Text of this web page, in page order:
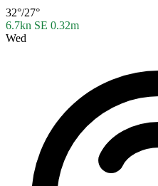
32°/27°
6.7kn SE 0.32m
Wed